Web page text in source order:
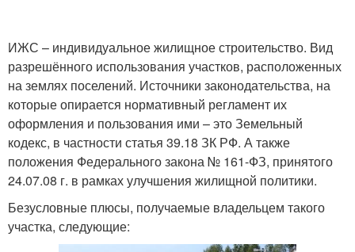
ИЖС – индивидуальное жилищное строительство. Вид
разрешённого использования участков, расположенных
на землях поселений. Источники законодательства, на
которые опирается нормативный регламент их
оформления и пользования ими – это Земельный
кодекс, в частности статья 39.18 ЗК РФ. А также
положения Федерального закона № 161-ФЗ, принятого
24.07.08 г. в рамках улучшения жилищной политики.
Безусловные плюсы, получаемые владельцем такого
участка, следующие: